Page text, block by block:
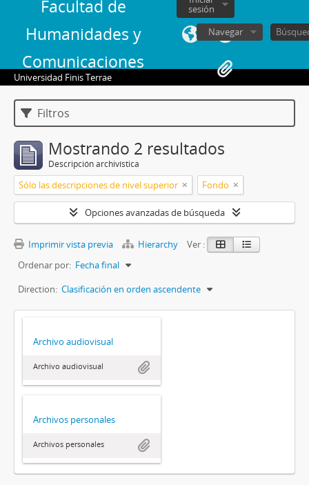
Facultad de
Humanidades y
Comunicaciones
sesión
Navegar
Universidad Finis Terrae
Filtros
Mostrando 2 resultados
Descripción archivística
Sólo las descripciones de nivel superior Fondo
Opciones avanzadas de búsqueda
Imprimir vista previa Hierarchy
Ver :
Ordenar por: Fecha final
Direction: Clasificación en orden ascendente
Archivo audiovisual
Archivo audiovisual
Archivos personales
Archivos personales